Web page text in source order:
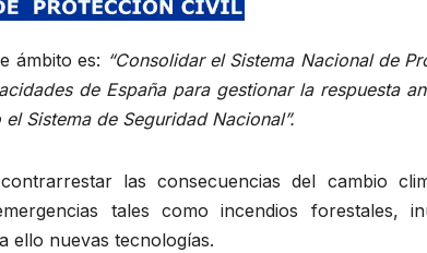
ámbito es: “Consolidar el Sistema Nacional de
de España para gestionar la respuesta
Sistema de Seguridad Nacional”.
las consecuencias del cambio
tales como incendios forestales,
ello nuevas tecnologías.